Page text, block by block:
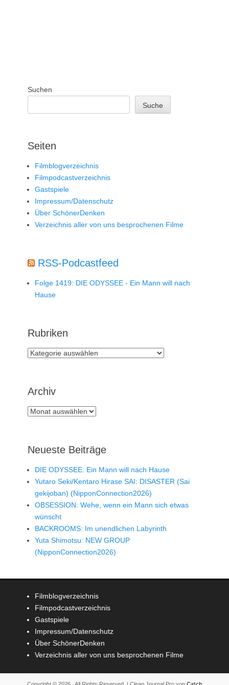
Suchen
Suche
Seiten
Filmblogverzeichnis
Filmpodcastverzeichnis
Gastspiele
Impressum/Datenschutz
Über SchönerDenken
Verzeichnis aller von uns besprochenen Filme
RSS-Podcastfeed
Folge 1419: DIE ODYSSEE - Ein Mann will nach
Hause
Rubriken
Rubriken
Archiv
Archiv
Neueste Beiträge
DIE ODYSSEE: Ein Mann will nach Hause
Yutaro Seki/Kentaro Hirase SAI: DISASTER (Sai
gekijoban) (NipponConnection2026)
OBSESSION: Wehe, wenn ein Mann sich etwas
wünscht
BACKROOMS: Im unendlichen Labyrinth
Yuta Shimotsu: NEW GROUP
(NipponConnection2026)
Filmblogverzeichnis
Filmpodcastverzeichnis
Gastspiele
Impressum/Datenschutz
Über SchönerDenken
Verzeichnis aller von uns besprochenen Filme